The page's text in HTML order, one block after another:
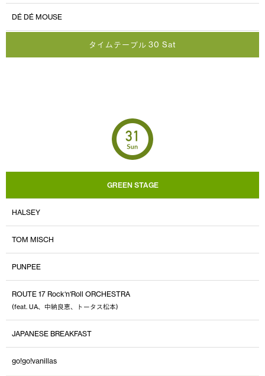
DÉ DÉ MOUSE
タイムテーブル 30 Sat
GREEN STAGE
HALSEY
TOM MISCH
PUNPEE
ROUTE 17 Rock‘n‘Roll ORCHESTRA
(feat. UA、中納良恵、トータス松本)
JAPANESE BREAKFAST
go!go!vanillas